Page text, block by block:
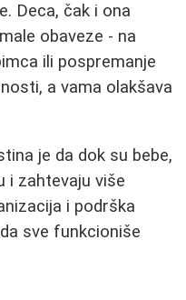
Deca, čak i ona
obaveze - na
ili pospremanje
a vama olakšava
je da dok su bebe,
i zahtevaju više
i podrška
sve funkcioniše